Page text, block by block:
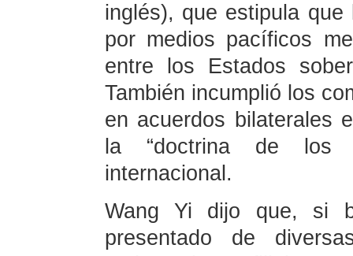
inglés), que estipula
por medios pacíficos
entre los Estados
También incumplió los
en acuerdos bilaterales
la “doctrina de los
internacional.
Wang Yi dijo que, si
presentado de